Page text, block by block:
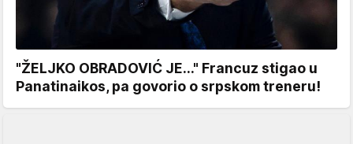
"ŽELJKO OBRADOVIĆ JE..." Francuz stigao u
Panatinaikos, pa govorio o srpskom treneru!